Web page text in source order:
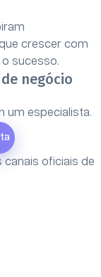
crescer com
sucesso.
negócio
um especialista.
oficiais de